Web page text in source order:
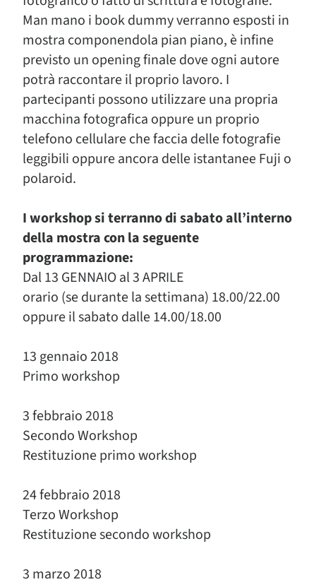
Man mano i book dummy verranno esposti in
mostra componendola pian piano, è infine
previsto un opening finale dove ogni autore
potrà raccontare il proprio lavoro. I
partecipanti possono utilizzare una propria
macchina fotografica oppure un proprio
telefono cellulare che faccia delle fotografie
leggibili oppure ancora delle istantanee Fuji o
polaroid.
I workshop si terranno di sabato all’interno
della mostra con la seguente
programmazione:
Dal 13 GENNAIO al 3 APRILE
orario (se durante la settimana) 18.00/22.00
oppure il sabato dalle 14.00/18.00
13 gennaio 2018
Primo workshop
3 febbraio 2018
Secondo Workshop
Restituzione primo workshop
24 febbraio 2018
Terzo Workshop
Restituzione secondo workshop
3 marzo 2018